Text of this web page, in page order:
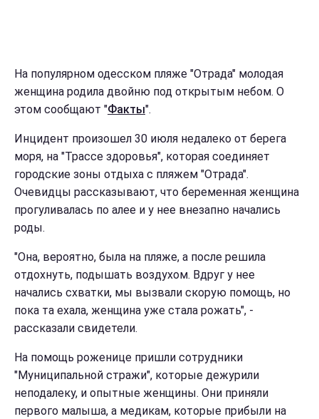
На популярном одесском пляже "Отрада" молодая
женщина родила двойню под открытым небом. О
этом сообщают "Факты".
Инцидент произошел 30 июля недалеко от берега
моря, на "Трассе здоровья", которая соединяет
городские зоны отдыха с пляжем "Отрада".
Очевидцы рассказывают, что беременная женщина
прогуливалась по алее и у нее внезапно начались
роды.
"Она, вероятно, была на пляже, а после решила
отдохнуть, подышать воздухом. Вдруг у нее
начались схватки, мы вызвали скорую помощь, но
пока та ехала, женщина уже стала рожать", -
рассказали свидетели.
На помощь роженице пришли сотрудники
"Муниципальной стражи", которые дежурили
неподалеку, и опытные женщины. Они приняли
первого малыша, а медикам, которые прибыли на